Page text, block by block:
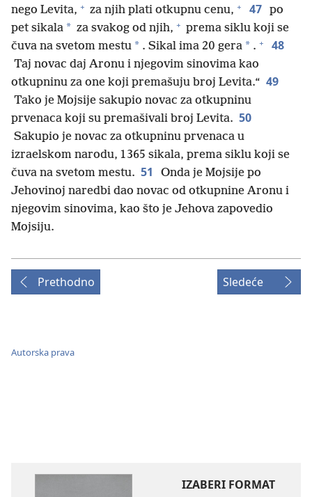
nego Levita, + za njih plati otkupnu cenu, + 47 po
pet sikala * za svakog od njih, + prema siklu koji se
čuva na svetom mestu * . Sikal ima 20 gera * . + 48
Taj novac daj Aronu i njegovim sinovima kao
otkupninu za one koji premašuju broj Levita.“ 49
Tako je Mojsije sakupio novac za otkupninu
prvenaca koji su premašivali broj Levita. 50
Sakupio je novac za otkupninu prvenaca u
izraelskom narodu, 1 365 sikala, prema siklu koji se
čuva na svetom mestu. 51
Onda je Mojsije po
Jehovinoj naredbi dao novac od otkupnine Aronu i
njegovim sinovima, kao što je Jehova zapovedio
Mojsiju.
Prethodno Sledeće
Autorska prava
IZABERI FORMAT